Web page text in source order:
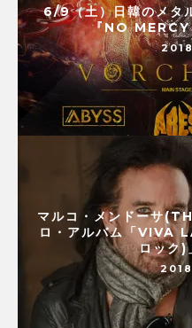
6/9（土）日韓のメタ
『NO
マルコ・メンドーサ
ロ・アルバム「VIVA
ロック)